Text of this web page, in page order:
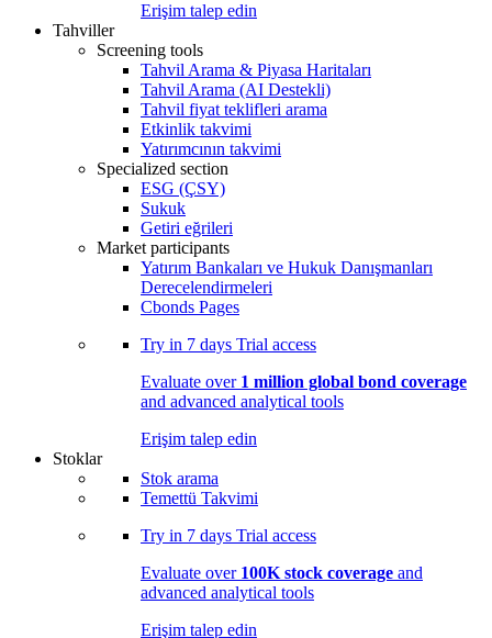
Erişim talep edin
Tahviller
Screening tools
Tahvil Arama & Piyasa Haritaları
Tahvil Arama (AI Destekli)
Tahvil fiyat teklifleri arama
Etkinlik takvimi
Yatırımcının takvimi
Specialized section
ESG (ÇSY)
Sukuk
Getiri eğrileri
Market participants
Yatırım Bankaları ve Hukuk Danışmanları
Derecelendirmeleri
Cbonds Pages
Try in 7 days Trial access
Evaluate over 1 million global bond coverage
and advanced analytical tools
Erişim talep edin
Stoklar
Stok arama
Temettü Takvimi
Try in 7 days Trial access
Evaluate over 100K stock coverage and
advanced analytical tools
Erişim talep edin